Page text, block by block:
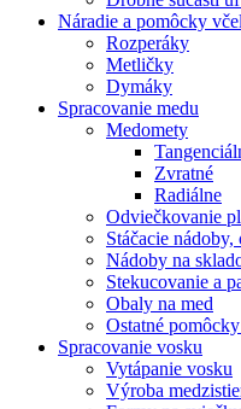
Náradie a pomôcky
Rozperáky
Metličky
Dymáky
Spracovanie medu
Medomety
Zvratné
Radiálne
Odviečkovanie
Stáčacie nádoby,
Nádoby na
Stekucovanie a
Obaly na med
Ostatné
Spracovanie vosku
Vytápanie vosku
Výroba